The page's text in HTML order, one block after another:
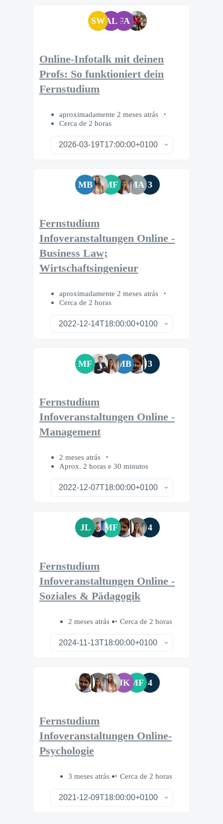
SWAL FA
Online-Infotalk mit deinen
Profs: So funktioniert dein
Fernstudium
aproximadamente 2 meses atrás
Cerca de 2 horas
MB MF MA 3
Fernstudium
Infoveranstaltungen Online -
Business Law;
Wirtschaftsingenieur
aproximadamente 2 meses atrás
Cerca de 2 horas
MF MB 3
Fernstudium
Infoveranstaltungen Online -
Management
2 meses atrás
Aprox. 2 horas e 30 minutos
JL MF 4
Fernstudium
Infoveranstaltungen Online -
Soziales & Pädagogik
2 meses atrás Cerca de 2 horas
JK MF 4
Fernstudium
Infoveranstaltungen Online-
Psychologie
3 meses atrás Cerca de 2 horas